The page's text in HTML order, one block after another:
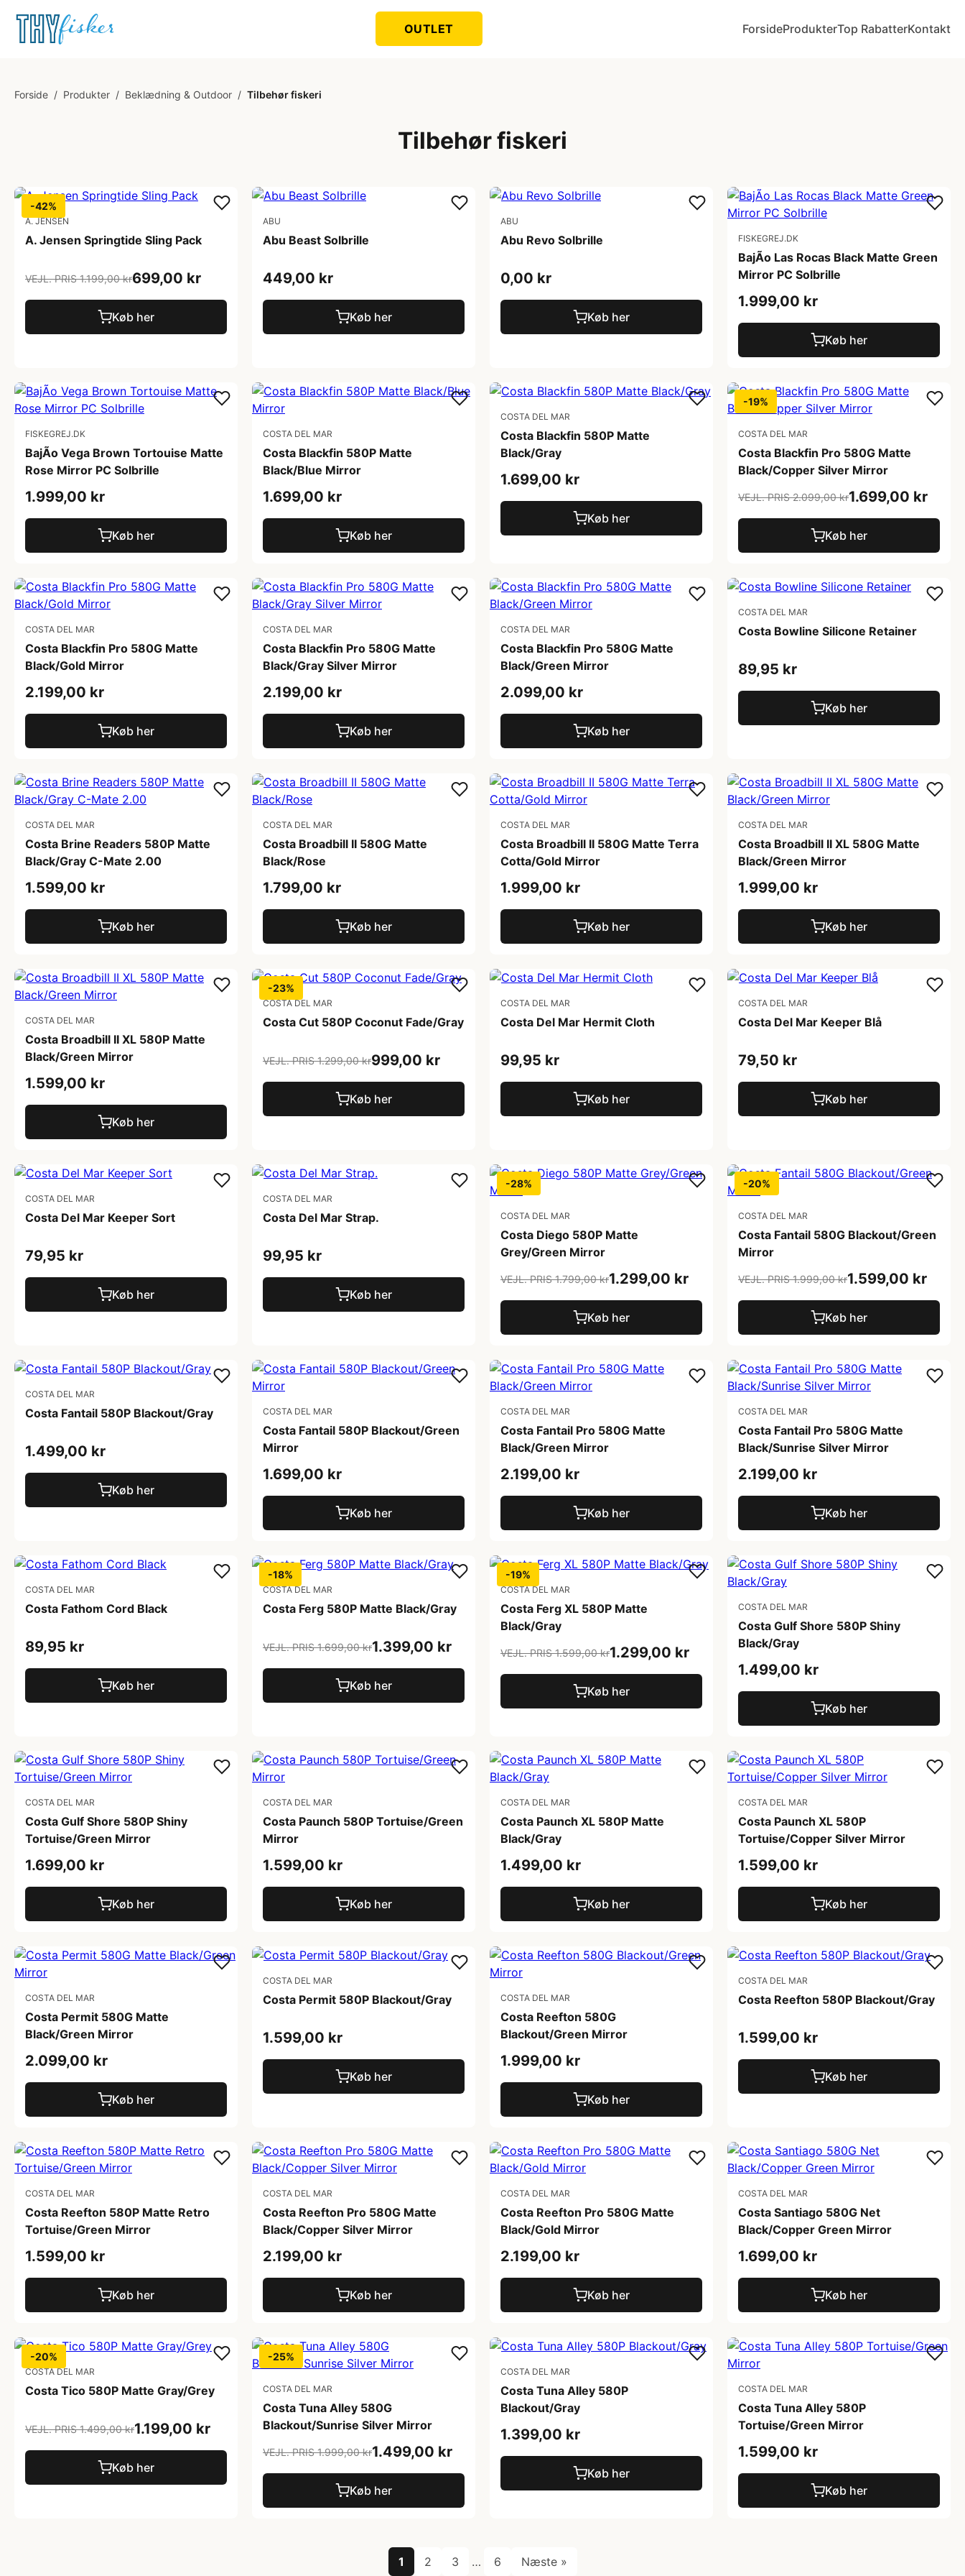
OUTLET ForsideProdukterTop RabatterKontakt
Forside / Produkter / Beklædning & Outdoor / Tilbehør fiskeri
Tilbehør fiskeri
-42%
A. JENSEN
A. Jensen Springtide Sling Pack
VEJL. PRIS 1.199,00 kr699,00 kr
Køb her
ABU
Abu Beast Solbrille
449,00 kr
Køb her
ABU
Abu Revo Solbrille
0,00 kr
Køb her
FISKEGREJ.DK
BajÃ­o Las Rocas Black Matte Green
Mirror PC Solbrille
1.999,00 kr
Køb her
FISKEGREJ.DK
BajÃ­o Vega Brown Tortouise Matte
Rose Mirror PC Solbrille
1.999,00 kr
Køb her
COSTA DEL MAR
Costa Blackfin 580P Matte
Black/Blue Mirror
1.699,00 kr
Køb her
COSTA DEL MAR
Costa Blackfin 580P Matte
Black/Gray
1.699,00 kr
Køb her
-19%
COSTA DEL MAR
Costa Blackfin Pro 580G Matte
Black/Copper Silver Mirror
VEJL. PRIS 2.099,00 kr1.699,00 kr
Køb her
COSTA DEL MAR
Costa Blackfin Pro 580G Matte
Black/Gold Mirror
2.199,00 kr
Køb her
COSTA DEL MAR
Costa Blackfin Pro 580G Matte
Black/Gray Silver Mirror
2.199,00 kr
Køb her
COSTA DEL MAR
Costa Blackfin Pro 580G Matte
Black/Green Mirror
2.099,00 kr
Køb her
COSTA DEL MAR
Costa Bowline Silicone Retainer
89,95 kr
Køb her
COSTA DEL MAR
Costa Brine Readers 580P Matte
Black/Gray C-Mate 2.00
1.599,00 kr
Køb her
COSTA DEL MAR
Costa Broadbill II 580G Matte
Black/Rose
1.799,00 kr
Køb her
COSTA DEL MAR
Costa Broadbill II 580G Matte Terra
Cotta/Gold Mirror
1.999,00 kr
Køb her
COSTA DEL MAR
Costa Broadbill II XL 580G Matte
Black/Green Mirror
1.999,00 kr
Køb her
COSTA DEL MAR
Costa Broadbill II XL 580P Matte
Black/Green Mirror
1.599,00 kr
Køb her
-23%
COSTA DEL MAR
Costa Cut 580P Coconut Fade/Gray
VEJL. PRIS 1.299,00 kr999,00 kr
Køb her
COSTA DEL MAR
Costa Del Mar Hermit Cloth
99,95 kr
Køb her
COSTA DEL MAR
Costa Del Mar Keeper Blå
79,50 kr
Køb her
COSTA DEL MAR
Costa Del Mar Keeper Sort
79,95 kr
Køb her
COSTA DEL MAR
Costa Del Mar Strap.
99,95 kr
Køb her
-28%
COSTA DEL MAR
Costa Diego 580P Matte
Grey/Green Mirror
VEJL. PRIS 1.799,00 kr1.299,00 kr
Køb her
-20%
COSTA DEL MAR
Costa Fantail 580G Blackout/Green
Mirror
VEJL. PRIS 1.999,00 kr1.599,00 kr
Køb her
COSTA DEL MAR
Costa Fantail 580P Blackout/Gray
1.499,00 kr
Køb her
COSTA DEL MAR
Costa Fantail 580P Blackout/Green
Mirror
1.699,00 kr
Køb her
COSTA DEL MAR
Costa Fantail Pro 580G Matte
Black/Green Mirror
2.199,00 kr
Køb her
COSTA DEL MAR
Costa Fantail Pro 580G Matte
Black/Sunrise Silver Mirror
2.199,00 kr
Køb her
COSTA DEL MAR
Costa Fathom Cord Black
89,95 kr
Køb her
-18%
COSTA DEL MAR
Costa Ferg 580P Matte Black/Gray
VEJL. PRIS 1.699,00 kr1.399,00 kr
Køb her
-19%
COSTA DEL MAR
Costa Ferg XL 580P Matte
Black/Gray
VEJL. PRIS 1.599,00 kr1.299,00 kr
Køb her
COSTA DEL MAR
Costa Gulf Shore 580P Shiny
Black/Gray
1.499,00 kr
Køb her
COSTA DEL MAR
Costa Gulf Shore 580P Shiny
Tortuise/Green Mirror
1.699,00 kr
Køb her
COSTA DEL MAR
Costa Paunch 580P Tortuise/Green
Mirror
1.599,00 kr
Køb her
COSTA DEL MAR
Costa Paunch XL 580P Matte
Black/Gray
1.499,00 kr
Køb her
COSTA DEL MAR
Costa Paunch XL 580P
Tortuise/Copper Silver Mirror
1.599,00 kr
Køb her
COSTA DEL MAR
Costa Permit 580G Matte
Black/Green Mirror
2.099,00 kr
Køb her
COSTA DEL MAR
Costa Permit 580P Blackout/Gray
1.599,00 kr
Køb her
COSTA DEL MAR
Costa Reefton 580G
Blackout/Green Mirror
1.999,00 kr
Køb her
COSTA DEL MAR
Costa Reefton 580P Blackout/Gray
1.599,00 kr
Køb her
COSTA DEL MAR
Costa Reefton 580P Matte Retro
Tortuise/Green Mirror
1.599,00 kr
Køb her
COSTA DEL MAR
Costa Reefton Pro 580G Matte
Black/Copper Silver Mirror
2.199,00 kr
Køb her
COSTA DEL MAR
Costa Reefton Pro 580G Matte
Black/Gold Mirror
2.199,00 kr
Køb her
COSTA DEL MAR
Costa Santiago 580G Net
Black/Copper Green Mirror
1.699,00 kr
Køb her
-20%
COSTA DEL MAR
Costa Tico 580P Matte Gray/Grey
VEJL. PRIS 1.499,00 kr1.199,00 kr
Køb her
-25%
COSTA DEL MAR
Costa Tuna Alley 580G
Blackout/Sunrise Silver Mirror
VEJL. PRIS 1.999,00 kr1.499,00 kr
Køb her
COSTA DEL MAR
Costa Tuna Alley 580P
Blackout/Gray
1.399,00 kr
Køb her
COSTA DEL MAR
Costa Tuna Alley 580P
Tortuise/Green Mirror
1.599,00 kr
Køb her
1 2 3 … 6 Næste »